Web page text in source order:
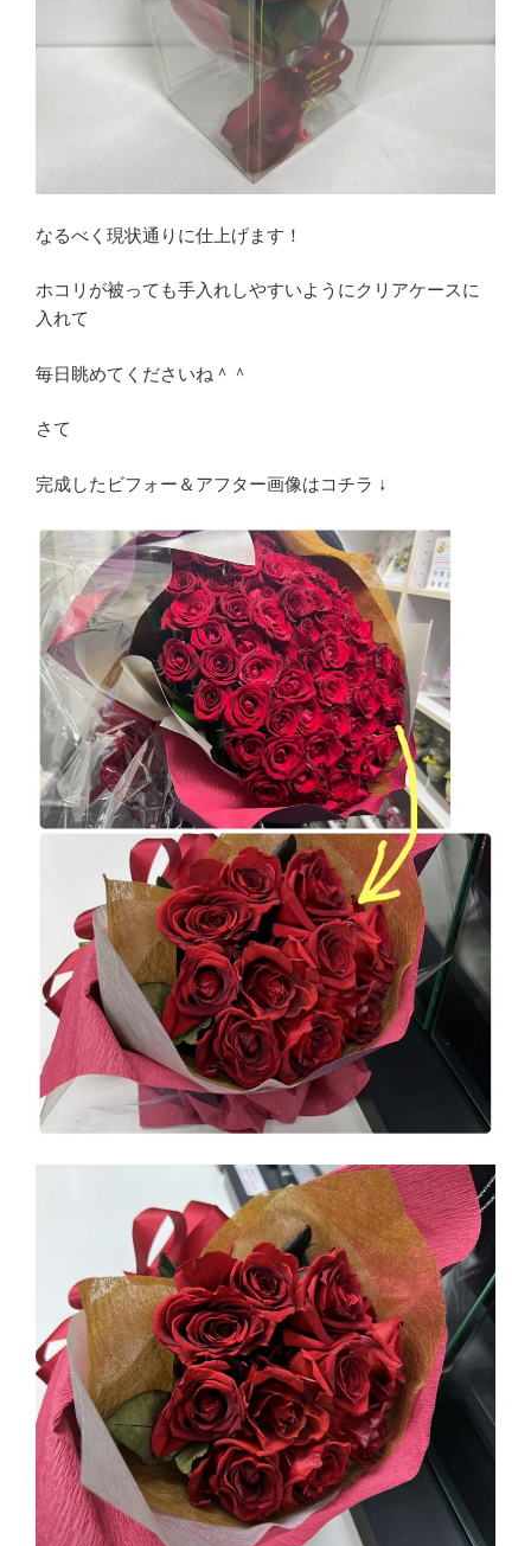
なるべく現状通りに仕上げます！
ホコリが被っても手入れしやすいようにクリアケースに
入れて
毎日眺めてくださいね＾＾
さて
完成したビフォー＆アフター画像はコチラ ↓